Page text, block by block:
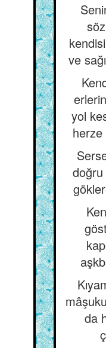
ve
yol
doğru
da